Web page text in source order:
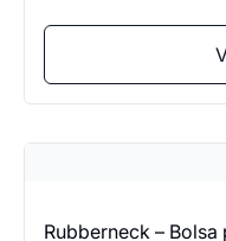
Rubberneck –